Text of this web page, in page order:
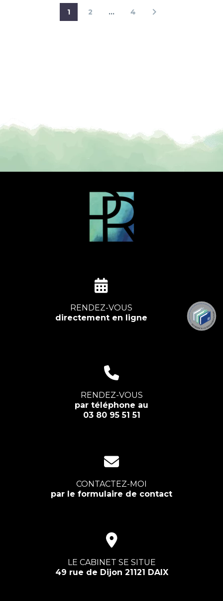
1 2 … 4
RENDEZ-VOUS
directement en ligne
RENDEZ-VOUS
par téléphone au
03 80 95 51 51
CONTACTEZ-MOI
par le formulaire de contact
LE CABINET SE SITUE
49 rue de Dijon 21121 DAIX